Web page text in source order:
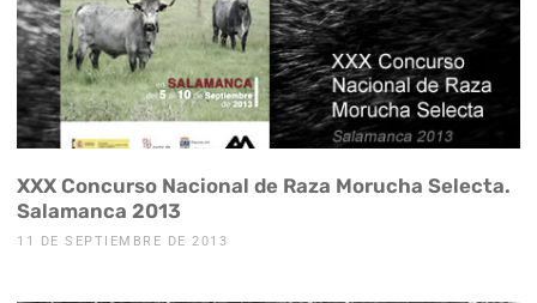
XXX Concurso Nacional de Raza Morucha Selecta.
Salamanca 2013
11 DE SEPTIEMBRE DE 2013